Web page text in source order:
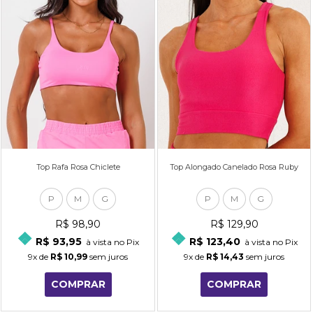
Top Rafa Rosa Chiclete
P M G
R$ 98,90
R$ 93,95 à vista no Pix
9x de R$ 10,99 sem juros
COMPRAR
Top Alongado Canelado Rosa Ruby
P M G
R$ 129,90
R$ 123,40 à vista no Pix
9x de R$ 14,43 sem juros
COMPRAR